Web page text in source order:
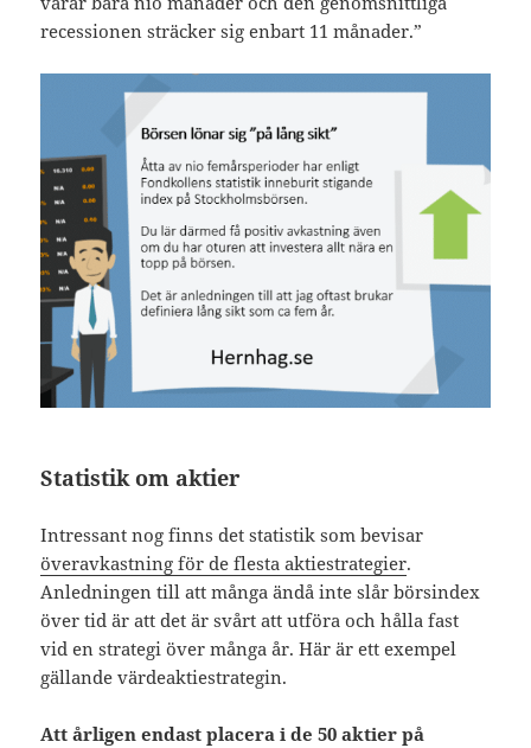
recessionen sträcker sig enbart 11 månader.”
Statistik om aktier
Intressant nog finns det statistik som bevisar
överavkastning för de flesta aktiestrategier.
Anledningen till att många ändå inte slår börsindex
över tid är att det är svårt att utföra och hålla fast
vid en strategi över många år. Här är ett exempel
gällande värdeaktiestrategin.
Att årligen endast placera i de 50 aktier på